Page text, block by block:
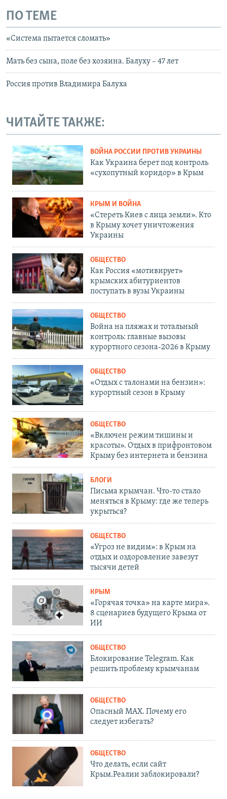
ПО ТЕМЕ
«Система пытается сломать»
Мать без сына, поле без хозяина. Балуху – 47 лет
Россия против Владимира Балуха
ЧИТАЙТЕ ТАКЖЕ:
ВОЙНА РОССИИ ПРОТИВ УКРАИНЫ
Как Украина берет под контроль
«сухопутный коридор» в Крым
КРЫМ И ВОЙНА
«Стереть Киев с лица земли». Кто
в Крыму хочет уничтожения
Украины
ОБЩЕСТВО
Как Россия «мотивирует»
крымских абитуриентов
поступать в вузы Украины
ОБЩЕСТВО
Война на пляжах и тотальный
контроль: главные вызовы
курортного сезона-2026 в Крыму
ОБЩЕСТВО
«Отдых с талонами на бензин»:
курортный сезон в Крыму
ОБЩЕСТВО
«Включен режим тишины и
красоты». Отдых в прифронтовом
Крыму без интернета и бензина
БЛОГИ
Письма крымчан. Что-то стало
меняться в Крыму: где же теперь
укрыться?
ОБЩЕСТВО
«Угроз не видим»: в Крым на
отдых и оздоровление завезут
тысячи детей
КРЫМ
«Горячая точка» на карте мира».
8 сценариев будущего Крыма от
ИИ
ОБЩЕСТВО
Блокирование Telegram. Как
решить проблему крымчанам
ОБЩЕСТВО
Опасный MAX. Почему его
следует избегать?
ОБЩЕСТВО
Что делать, если сайт
Крым.Реалии заблокировали?